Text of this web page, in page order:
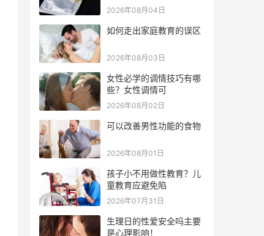
2026年08月04日
如何走出家庭教育的误区
2026年08月03日
女性必学的调情技巧有哪
些？女性调情可
2026年08月02日
可以改善男性功能的食物
2026年08月01日
孩子小不用做性教育？儿
童教育应避免陷
2026年07月31日
生理日的性爱安全吗主要
是心理影响！